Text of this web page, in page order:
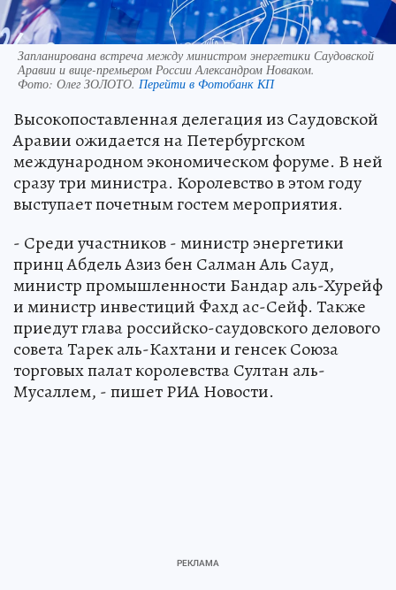
Запланирована встреча между министром энергетики Саудовской
Аравии и вице-премьером России Александром Новаком.
Фото: Олег ЗОЛОТО. Перейти в Фотобанк КП
Высокопоставленная делегация из Саудовской
Аравии ожидается на Петербургском
международном экономическом форуме. В ней
сразу три министра. Королевство в этом году
выступает почетным гостем мероприятия.
- Среди участников - министр энергетики
принц Абдель Азиз бен Салман Аль Сауд,
министр промышленности Бандар аль-Хурейф
и министр инвестиций Фахд ас-Сейф. Также
приедут глава российско-саудовского делового
совета Тарек аль-Кахтани и генсек Союза
торговых палат королевства Султан аль-
Мусаллем, - пишет РИА Новости.